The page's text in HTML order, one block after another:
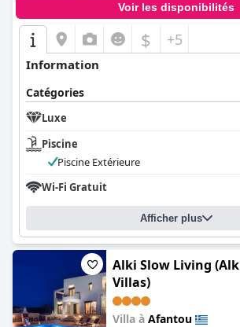
Voir les disponibilités
$ +5
Information
Catégories
Luxe
Piscine
Piscine Extérieure
Wi-Fi Gratuit
Afficher plus
Alki Slow Living
Villas)
Villa à Afantou